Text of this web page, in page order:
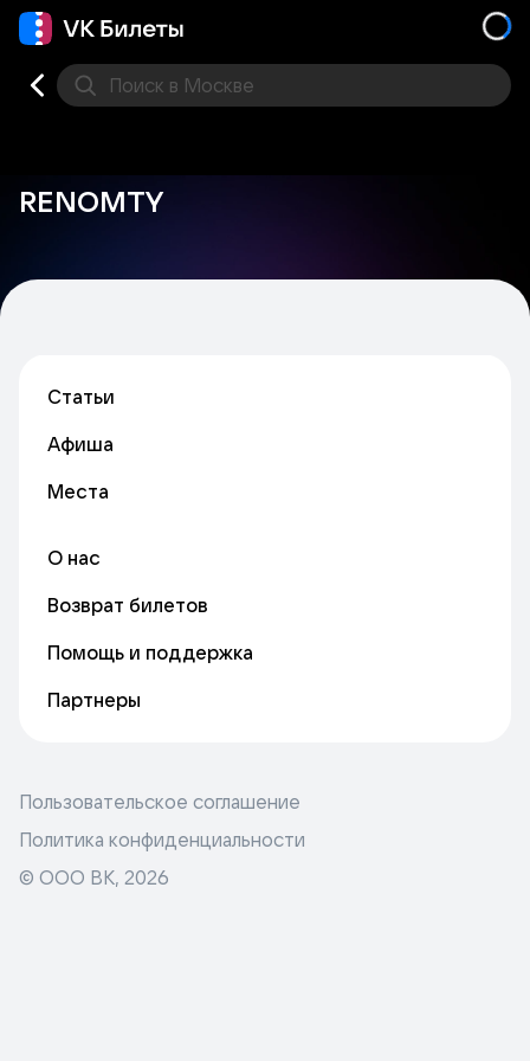
Поиск в Москве
RENOMTY
Статьи
Афиша
Места
О нас
Возврат билетов
Помощь и поддержка
Партнеры
Пользовательское соглашение
Политика конфиденциальности
© ООО ВК, 2026